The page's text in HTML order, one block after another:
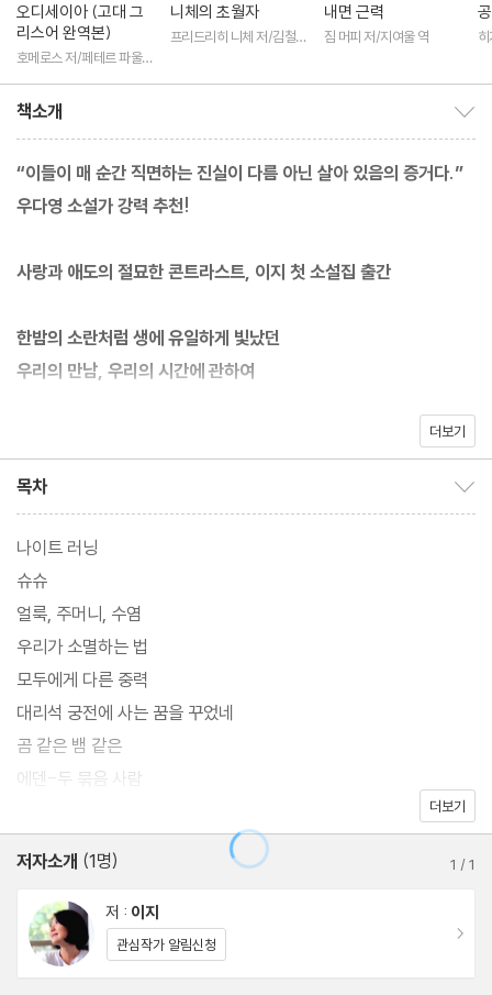
오디세이아 (고대 그
리스어 완역본)
호메로스 저/페테르 파울
니체의 초월자
프리드리히 니체 저/김철
내면 근력
짐 머피 저/지여울 역
책소개
“이들이 매 순간 직면하는 진실이 다름 아닌 살아 있음의 증거다.”
우다영 소설가 강력 추천!
사랑과 애도의 절묘한 콘트라스트, 이지 첫 소설집 출간
한밤의 소란처럼 생에 유일하게 빛났던
우리의 만남, 우리의 시간에 관하여
2015년 한국일보 신춘문예와 제7회 중앙장편문학상을 동시 석권
로는 희극적이고 감성적인 색조로 그려진 인물들”과 “하루키적 경
묘(輕妙)함을 내장한 단편”이라는 호평을 받으며 대형 신인의 등장
을 알렸던 이지 작가의 첫 소설집 『나이트 러닝』이 출간되었다. 수록
된 여덟 작품은 오묘하고 환상적인 분위기와 다층적 인물의 묘사를
통해 작가의 개성을 능란하게 구축하고, 키치하고 유머러스한 낭만
서사에 타성적 허무와 페이소스를 핍진하게 녹여냈다.
특히 미발표작이자 표제작인 〈나이트 러닝〉은 모든 언덕이 무덤으로
이루어진 도시에서 죽은 남편을 향한 그리움으로 자신의 팔을 잘라
버린 여자와 그로 인해 도시 전체에 번진 불이라는 독특한 소재가 이
목을 사로잡는다. 꿈처럼 황당하고 괴이한 인생의 한순간을 “마
법”처럼 끌어당겨 “고유한 삶”으로 표현해내는 작가의 노련함은, 잘
라내고 잘라내도 계속 자라는 팔과 그 팔을 주워들고 내달리는 사람
들, 밤과 대비되어 환하게 빛나는 불의 이미지 같은 유쾌한 상상의
체험을 제공한다.
더보기
목차
나이트 러닝
슈슈
얼룩, 주머니, 수염
우리가 소멸하는 법
모두에게 다른 중력
대리석 궁전에 사는 꿈을 꾸었네
곰 같은 뱀 같은
에덴-두 묶음 사람
더보기
저자소개 (1명) 1 /1
저 : 이지
관심작가 알림신청